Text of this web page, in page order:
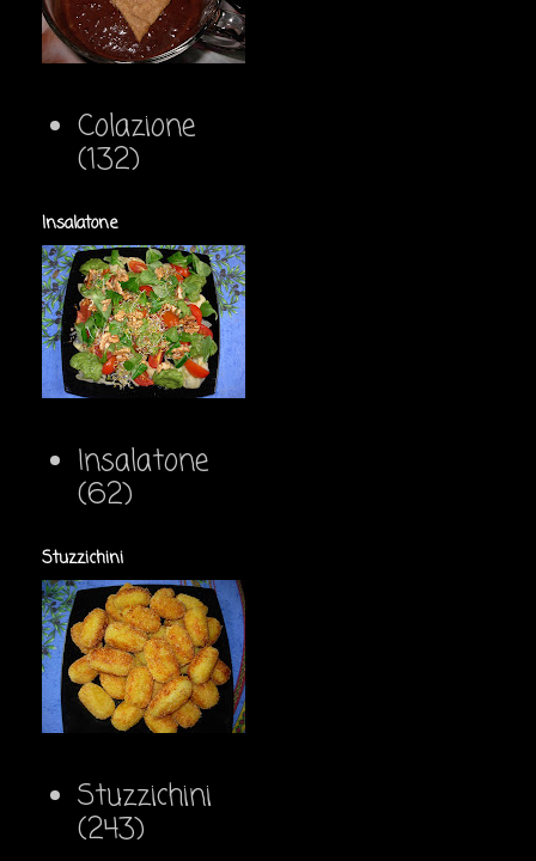
Colazione
(132)
Insalatone
Insalatone
(62)
Stuzzichini
Stuzzichini
(243)